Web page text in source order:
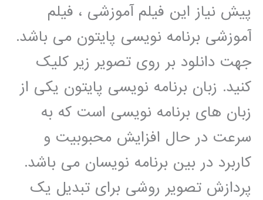
پیش نیاز این فیلم آموزشی ، فیلم
آموزشی برنامه نویسی پایتون می باشد.
جهت دانلود بر روی تصویر زیر کلیک
کنید. زبان برنامه نویسی پایتون یکی از
زبان های برنامه نویسی است که به
سرعت در حال افزایش محبوبیت و
کاربرد در بین برنامه نویسان می باشد.
پردازش تصویر روشی برای تبدیل یک